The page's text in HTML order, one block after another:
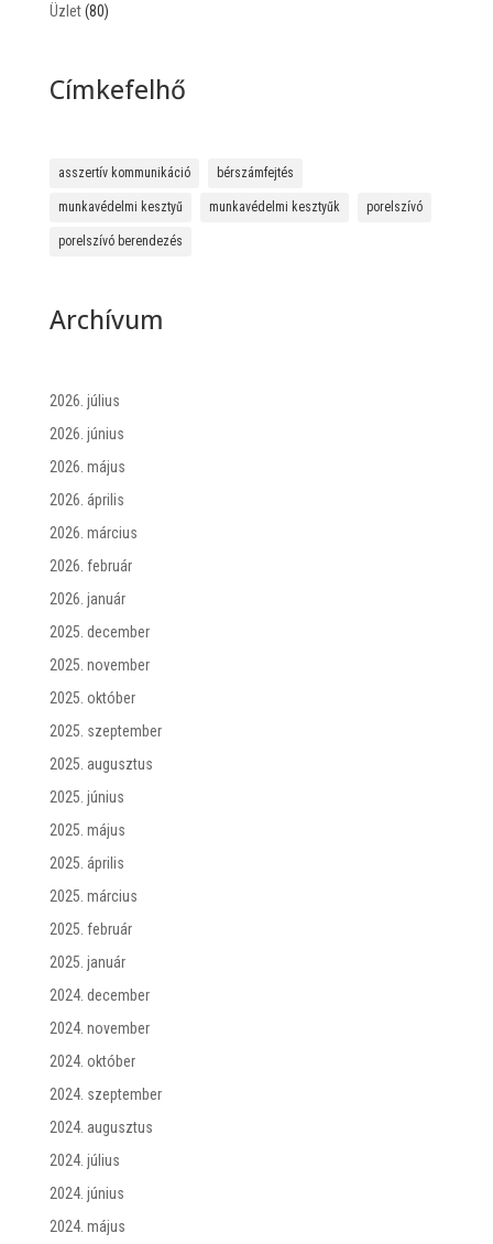
Üzlet(80)
Címkefelhő
asszertív kommunikáció bérszámfejtés
munkavédelmi kesztyű munkavédelmi kesztyűk porelszívó
porelszívó berendezés
Archívum
2026. július
2026. június
2026. május
2026. április
2026. március
2026. február
2026. január
2025. december
2025. november
2025. október
2025. szeptember
2025. augusztus
2025. június
2025. május
2025. április
2025. március
2025. február
2025. január
2024. december
2024. november
2024. október
2024. szeptember
2024. augusztus
2024. július
2024. június
2024. május